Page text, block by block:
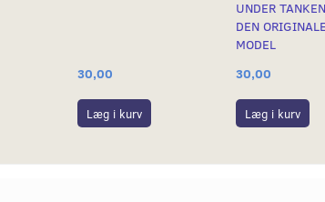
30,00
Læg i kurv
UNDER
DEN
MODEL
30,00
Læg i kurv